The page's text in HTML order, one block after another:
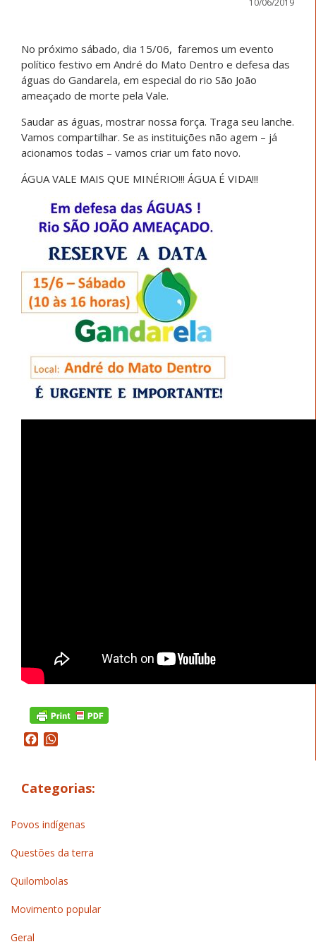
No próximo sábado, dia 15/06, faremos um evento
político festivo em André do Mato Dentro e defesa das
águas do Gandarela, em especial do rio São João
ameaçado de morte pela Vale.
Saudar as águas, mostrar nossa força. Traga seu lanche.
Vamos compartilhar. Se as instituições não agem – já
acionamos todas – vamos criar um fato novo.
ÁGUA VALE MAIS QUE MINÉRIO!!! ÁGUA É VIDA!!!
Facebook
Categorias:
Povos indígenas
Questões da terra
Quilombolas
Movimento popular
Geral